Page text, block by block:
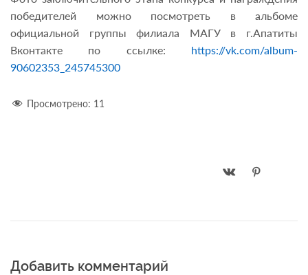
победителей можно посмотреть в альбоме
официальной группы филиала МАГУ в г.Апатиты
Вконтакте по ссылке: https://vk.com/album-
90602353_245745300
Просмотрено: 11
Добавить комментарий